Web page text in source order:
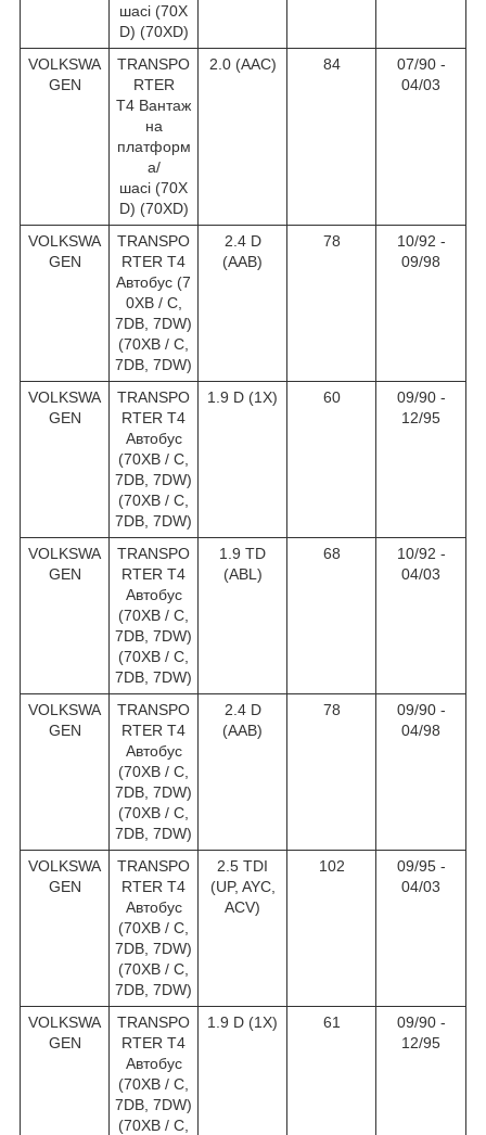
шасі (70X
D) (70XD)
VOLKSWA
GEN
TRANSPO
RTER
T4 Вантаж
на
платформ
а/
шасі (70X
D) (70XD)
2.0 (AAC) 84
07/90 -
04/03
VOLKSWA
GEN
TRANSPO
RTER T4
Автобус (7
0XB / C,
7DB, 7DW)
(70XB / C,
7DB, 7DW)
2.4 D
(AAB)
78
10/92 -
09/98
VOLKSWA
GEN
TRANSPO
RTER T4
Автобус
(70XB / C,
7DB, 7DW)
(70XB / C,
7DB, 7DW)
1.9 D (1X) 60
09/90 -
12/95
VOLKSWA
GEN
TRANSPO
RTER T4
Автобус
(70XB / C,
7DB, 7DW)
(70XB / C,
7DB, 7DW)
1.9 TD
(ABL)
68
10/92 -
04/03
VOLKSWA
GEN
TRANSPO
RTER T4
Автобус
(70XB / C,
7DB, 7DW)
(70XB / C,
7DB, 7DW)
2.4 D
(AAB)
78
09/90 -
04/98
VOLKSWA
GEN
TRANSPO
RTER T4
Автобус
(70XB / C,
7DB, 7DW)
(70XB / C,
7DB, 7DW)
2.5 TDI
(UP, AYC,
ACV)
102
09/95 -
04/03
VOLKSWA
GEN
TRANSPO
RTER T4
Автобус
(70XB / C,
7DB, 7DW)
(70XB / C,
1.9 D (1X) 61
09/90 -
12/95